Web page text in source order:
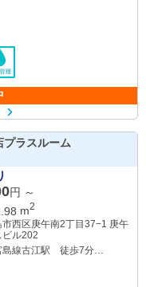
プラスルーム
円 ～
m2
市西区庚午南2丁目37−1 庚午
ビル202
島線古江駅 徒歩7分